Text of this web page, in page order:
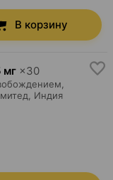
В корзину
мг ×30
, Индия